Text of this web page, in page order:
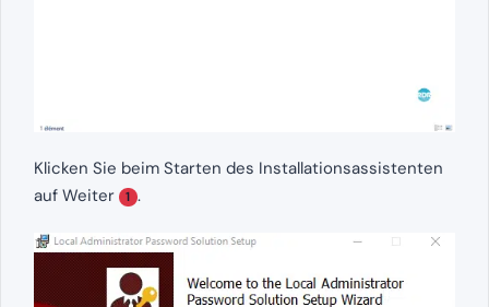
Klicken Sie beim Starten des Installationsassistenten
auf Weiter
1 .